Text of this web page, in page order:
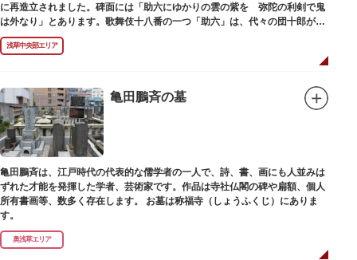
に再造立されました。碑面には「助六にゆかりの雲の紫を 弥陀の利剣で鬼
は外なり」とあります。歌舞伎十八番の一つ「助六」は、代々の団十郎が伝
えていますが、助六の実像は不明です。
浅草中央部エリア
亀田鵬斉の墓
亀田鵬斉は、江戸時代の代表的な儒学者の一人で、詩、書、画にも人並みは
ずれた才能を発揮した学者、芸術家です。作品は寺社仏閣の碑や扁額、個人
所有書画等、数多く存在します。 お墓は称福寺（しょうふくじ）にありま
す。
奥浅草エリア